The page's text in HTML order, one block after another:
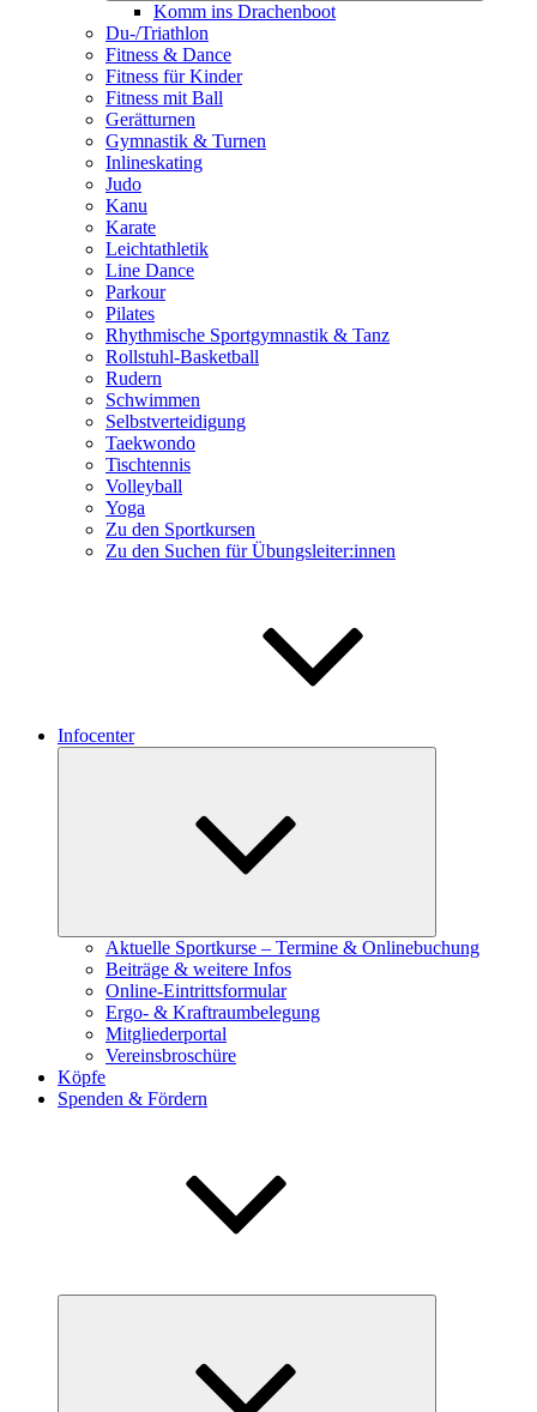
Komm ins Drachenboot
Du-/Triathlon
Fitness & Dance
Fitness für Kinder
Fitness mit Ball
Gerätturnen
Gymnastik & Turnen
Inlineskating
Judo
Kanu
Karate
Leichtathletik
Line Dance
Parkour
Pilates
Rhythmische Sportgymnastik & Tanz
Rollstuhl-Basketball
Rudern
Schwimmen
Selbstverteidigung
Taekwondo
Tischtennis
Volleyball
Yoga
Zu den Sportkursen
Zu den Suchen für Übungsleiter:innen
Infocenter
Aktuelle Sportkurse – Termine & Onlinebuchung
Beiträge & weitere Infos
Online-Eintrittsformular
Ergo- & Kraftraumbelegung
Mitgliederportal
Vereinsbroschüre
Köpfe
Spenden & Fördern